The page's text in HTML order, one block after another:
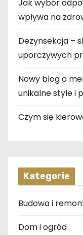
Jak wybór
wpływa na
Dezynsekcja –
uporczywych
Nowy blog o
unikalne style i
Czym się
Kategorie
Budowa i
Dom i ogród